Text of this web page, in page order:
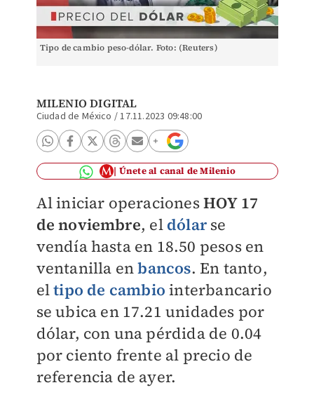
Tipo de cambio peso-dólar. Foto: (Reuters)
MILENIO DIGITAL
Ciudad de México /17.11.2023 09:48:00
Únete al canal de Milenio
Al iniciar operacionesHOY 17
de noviembre, el dólarse
vendía hasta en 18.50 pesos en
ventanilla enbancos. En tanto,
eltipo de cambio interbancario
se ubica en 17.21 unidades por
dólar, con una pérdida de 0.04
por ciento frente al precio de
referencia de ayer.